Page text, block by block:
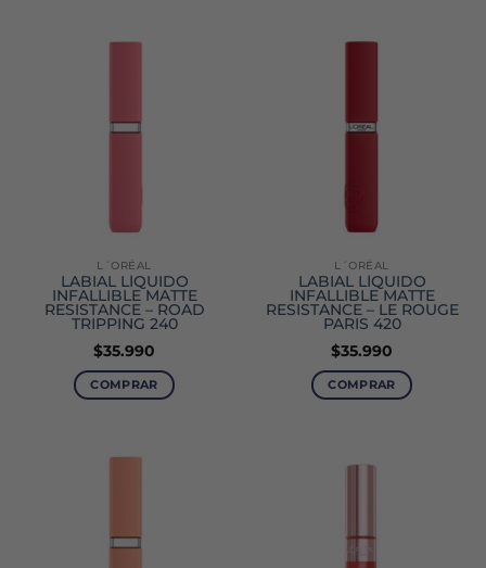
L´ORÉAL
LABIAL LÍQUIDO
INFALLIBLE MATTE
RESISTANCE – ROAD
TRIPPING 240
$35.990
COMPRAR
L´ORÉAL
LABIAL LÍQUIDO
INFALLIBLE MATTE
RESISTANCE – LE ROUGE
PARIS 420
$35.990
COMPRAR